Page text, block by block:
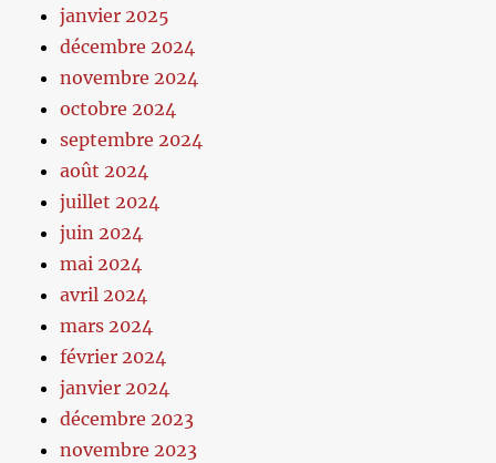
janvier 2025
décembre 2024
novembre 2024
octobre 2024
septembre 2024
août 2024
juillet 2024
juin 2024
mai 2024
avril 2024
mars 2024
février 2024
janvier 2024
décembre 2023
novembre 2023